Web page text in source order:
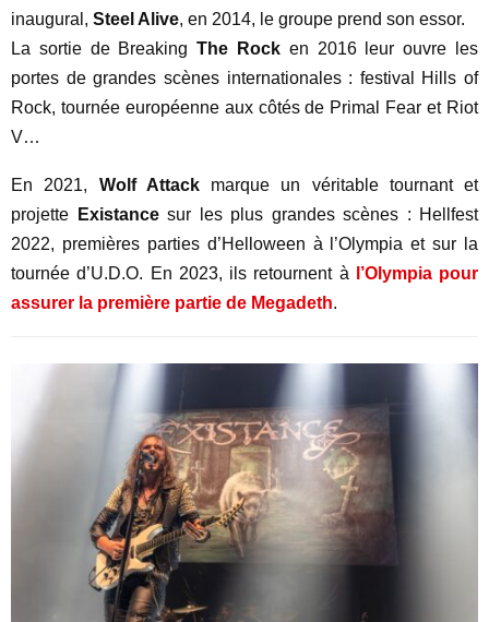
inaugural, Steel Alive, en 2014, le groupe prend son essor.
La sortie de BreakingThe Rock en 2016 leur ouvre les
portes de grandes scènes internationales : festival Hills of
Rock, tournée européenne aux côtés de Primal Fear et Riot
V…
En 2021, Wolf Attackmarque un véritable tournant et
projette
Existance sur les plus grandes scènes : Hellfest
2022, premières parties d’Helloween à l’Olympia et sur la
tournée d’U.D.O. En 2023, ils retournent à
l’Olympia pour
assurer la première partie de Megadeth.